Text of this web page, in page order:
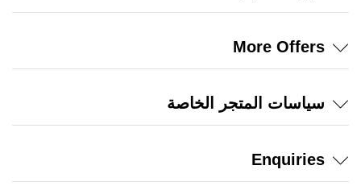
More Offers
سياسات المتجر الخاصة
Enquiries